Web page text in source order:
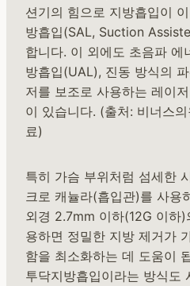
션기의 힘으로 지방흡입이
방흡입(SAL, Suction
합니다. 이 외에도 초음파 에
방흡입(UAL), 진동 방식의
저를 보조로 사용하는 레이
이 있습니다. (출처: 비너스
료)
특히 가슴 부위처럼 섬세한
크로 캐뉼라(흡입관)를 사용
외경 2.7mm 이하(12G 이하
용하면 정밀한 지방 제거가
함을 최소화하는 데 도움이
투닥지방흡입이라는 방식도